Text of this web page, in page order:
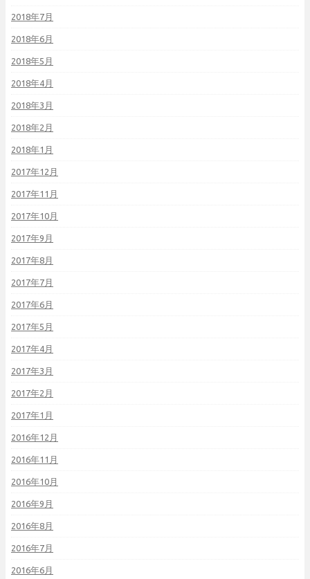
2018年7月
2018年6月
2018年5月
2018年4月
2018年3月
2018年2月
2018年1月
2017年12月
2017年11月
2017年10月
2017年9月
2017年8月
2017年7月
2017年6月
2017年5月
2017年4月
2017年3月
2017年2月
2017年1月
2016年12月
2016年11月
2016年10月
2016年9月
2016年8月
2016年7月
2016年6月